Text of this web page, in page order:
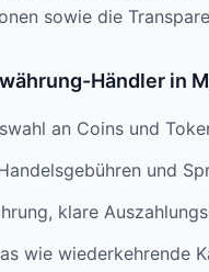
sowie die
Händler in
an Coins und
und
klare
wie wiederkehrende